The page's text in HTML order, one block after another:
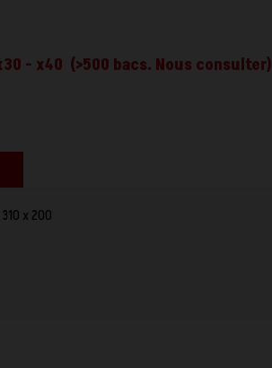
- x40 (>500 bacs. Nous consulter)
x 200